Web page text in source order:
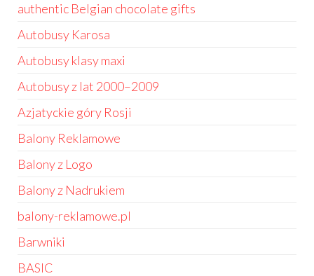
authentic Belgian chocolate gifts
Autobusy Karosa
Autobusy klasy maxi
Autobusy z lat 2000–2009
Azjatyckie góry Rosji
Balony Reklamowe
Balony z Logo
Balony z Nadrukiem
balony-reklamowe.pl
Barwniki
BASIC